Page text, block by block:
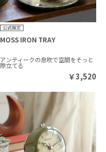
MOSS IRON TRAY
アンティークの息吹で空間をそっと
際立てる
￥3,520